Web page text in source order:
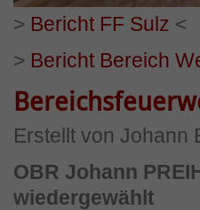
> Bericht FF Sulz <
> Bericht Bereich
Erstellt von Johann
OBR Johann
wiedergewählt